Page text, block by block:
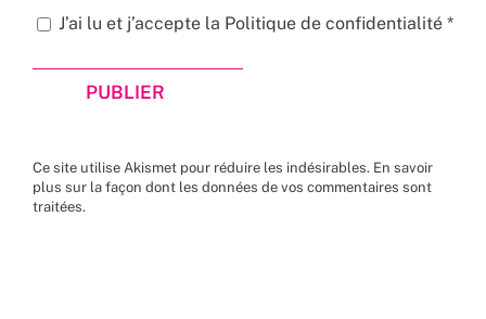
J’ai lu et j’accepte la Politique de confidentialité *
Ce site utilise Akismet pour réduire les indésirables. En savoir
plus sur la façon dont les données de vos commentaires sont
traitées.